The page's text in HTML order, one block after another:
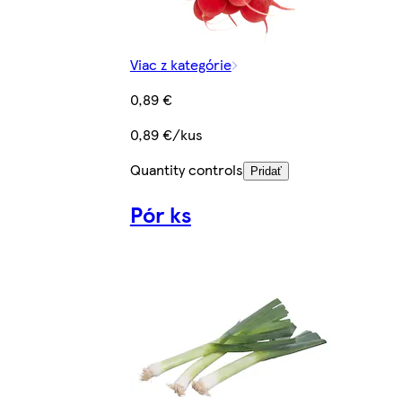
Viac z kategórie
0,89 €
0,89 €/kus
Quantity controls
Pridať
Pór ks